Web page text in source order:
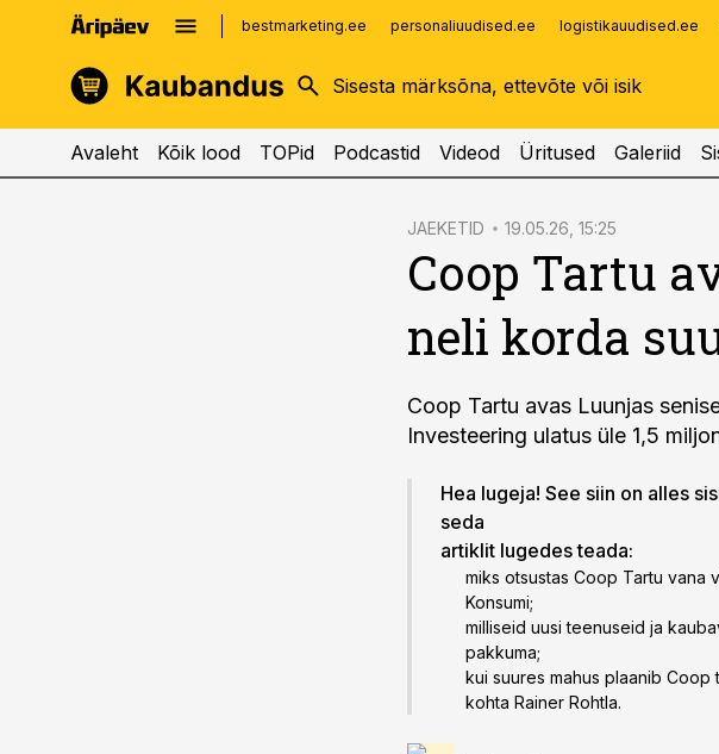
bestmarketing.ee personaliuudised.ee logistikauudised.ee
kinnisvarauudised.ee
logistikauudised.ee
imelineajalugu.ee
Infopank
Avaleht Kõik lood TOPid Podcastid Videod Üritused Galeriid
JAEKETID 19.05.26, 15:25
Coop Tartu
neli korda
Coop Tartu avas Luunjas
Investeering ulatus üle 1,5
Hea lugeja! See siin on alles
seda
artiklit lugedes teada:
miks otsustas Coop Tartu vana
Konsumi;
milliseid uusi teenuseid ja
pakkuma;
kui suures mahus plaanib
kohta Rainer Rohtla.